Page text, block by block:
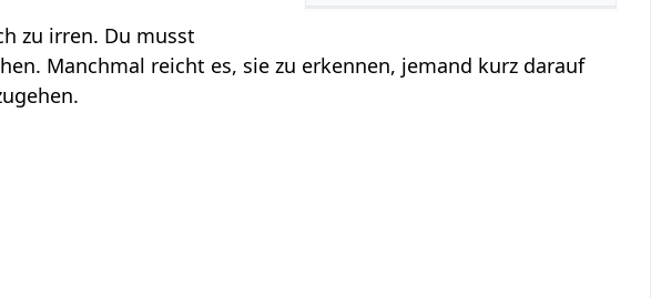
zu irren. Du musst
Manchmal reicht es, sie zu erkennen, jemand kurz darauf